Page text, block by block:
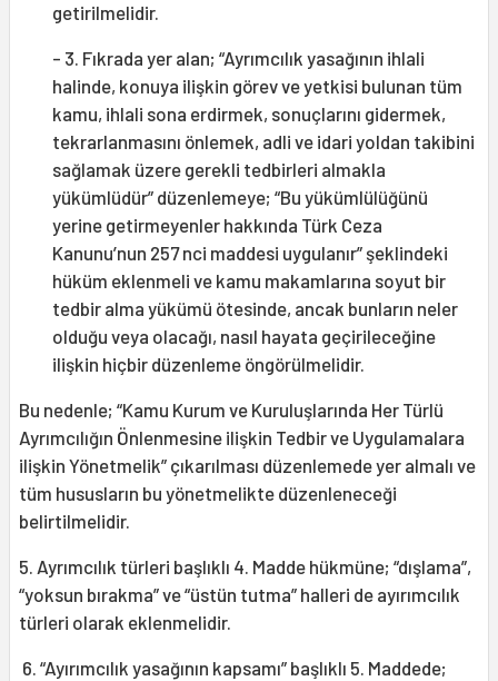
getirilmelidir.
- 3. Fıkrada yer alan; “Ayrımcılık yasağının ihlali
halinde, konuya ilişkin görev ve yetkisi bulunan tüm
kamu, ihlali sona erdirmek, sonuçlarını gidermek,
tekrarlanmasını önlemek, adli ve idari yoldan takibini
sağlamak üzere gerekli tedbirleri almakla
yükümlüdür” düzenlemeye; “Bu yükümlülüğünü
yerine getirmeyenler hakkında Türk Ceza
Kanunu’nun 257 nci maddesi uygulanır” şeklindeki
hüküm eklenmeli ve kamu makamlarına soyut bir
tedbir alma yükümü ötesinde, ancak bunların neler
olduğu veya olacağı, nasıl hayata geçirileceğine
ilişkin hiçbir düzenleme öngörülmelidir.
Bu nedenle; “Kamu Kurum ve Kuruluşlarında Her Türlü
Ayrımcılığın Önlenmesine ilişkin Tedbir ve Uygulamalara
ilişkin Yönetmelik” çıkarılması düzenlemede yer almalı ve
tüm hususların bu yönetmelikte düzenleneceği
belirtilmelidir.
5. Ayrımcılık türleri başlıklı 4. Madde hükmüne; “dışlama”,
“yoksun bırakma” ve “üstün tutma” halleri de ayırımcılık
türleri olarak eklenmelidir.
6. “Ayırımcılık yasağının kapsamı” başlıklı 5. Maddede;